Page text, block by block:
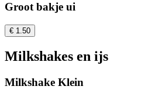
Groot bakje ui
€ 1.50
Milkshakes en ijs
Milkshake Klein